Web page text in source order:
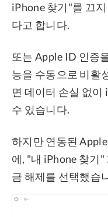
iPhone 찾기"를 끄
다고 합니다.
또는 Apple ID 인증
능을 수동으로 비활
면 데이터 손실 없
수 있습니다.
하지만 연동된
에, "내 iPhone 찾기
금 해제를 선택했습